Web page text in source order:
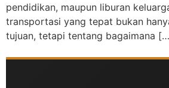
pendidikan, maupun liburan
transportasi yang tepat bukan
tujuan, tetapi tentang bagaimana